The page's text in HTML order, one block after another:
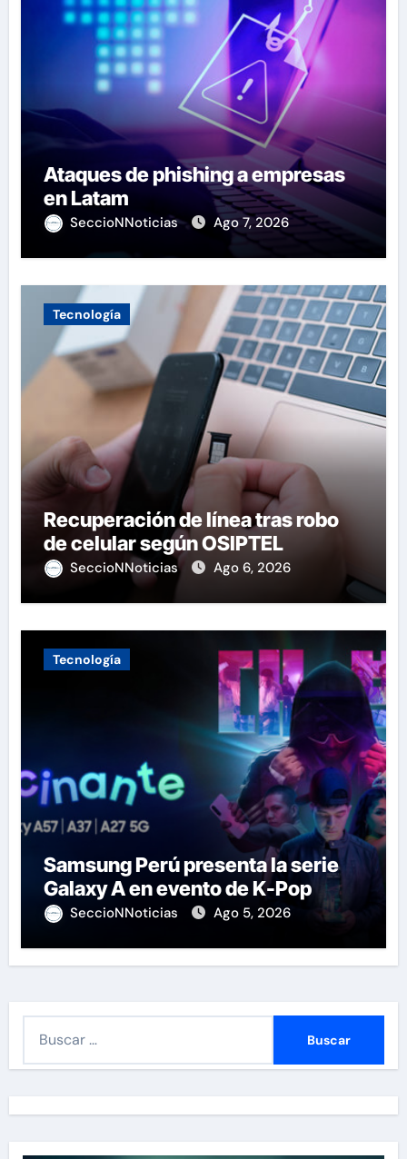
Ataques de phishing a empresas
en Latam
SeccioNNoticias Ago 7, 2026
Tecnología
Recuperación de línea tras robo
de celular según OSIPTEL
SeccioNNoticias Ago 6, 2026
Tecnología
Samsung Perú presenta la serie
Galaxy A en evento de K-Pop
SeccioNNoticias Ago 5, 2026
r